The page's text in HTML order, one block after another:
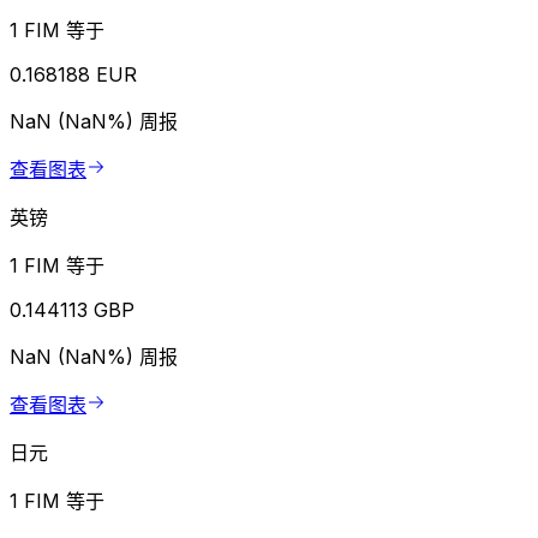
1 FIM 等于
0.168188 EUR
NaN (NaN%) 周报
查看图表
英镑
1 FIM 等于
0.144113 GBP
NaN (NaN%) 周报
查看图表
日元
1 FIM 等于